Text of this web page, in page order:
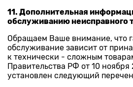
11. Дополнительная
обслуживанию неисправного
Обращаем Ваше внимание, что
обслуживание зависит от
к технически - сложным
Правительства РФ от 10 ноября
установлен следующий